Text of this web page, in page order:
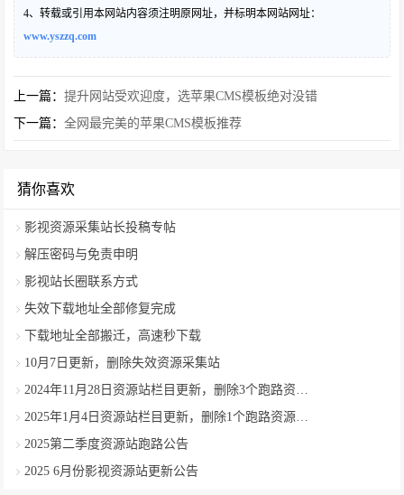
4、转载或引用本网站内容须注明原网址，并标明本网站网址：
www.yszzq.com
上一篇：提升网站受欢迎度，选苹果CMS模板绝对没错
下一篇：全网最完美的苹果CMS模板推荐
猜你喜欢
影视资源采集站长投稿专帖
解压密码与免责申明
影视站长圈联系方式
失效下载地址全部修复完成
下载地址全部搬迁，高速秒下载
10月7日更新，删除失效资源采集站
2025第二季度资源站跑路公告
2025 6月份影视资源站更新公告